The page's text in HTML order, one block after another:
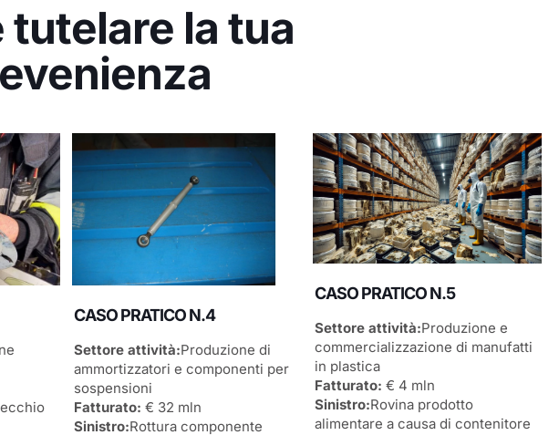
tutelare la tua
CASO PRATICO N.4
Settore attività:Produzione di
ammortizzatori e componenti per
sospensioni
Fatturato: € 32 mln
Sinistro:Rottura componente
CASO PRATICO N.5
Settore attività:Produzione e
commercializzazione di manufatti
in plastica
Fatturato: € 4 mln
Sinistro:Rovina prodotto
alimentare a causa di contenitore